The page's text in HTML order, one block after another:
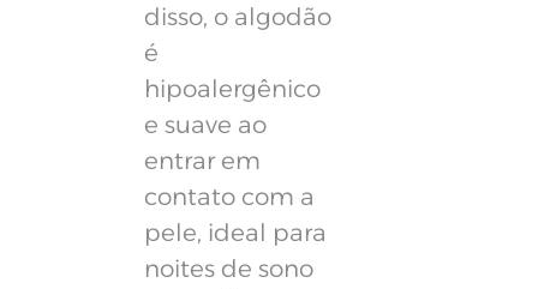
disso, o algodão
é
hipoalergênico
e suave ao
entrar em
contato com a
pele, ideal para
noites de sono